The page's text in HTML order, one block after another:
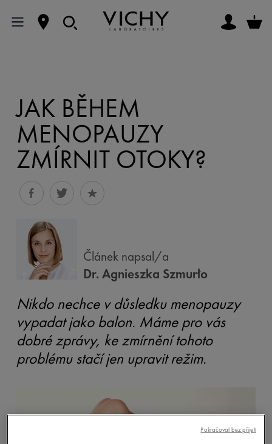
JAK BĚHEM
MENOPAUZY
ZMÍRNIT OTOKY?
Článek napsal/a
Dr. Agnieszka Szmurło
Nikdo nechce v důsledku menopauzy
vypadat jako balon. Máme pro vás
dobré zprávy, ke zmírnění tohoto
problému stačí jen upravit režim.
Pokračovat bez přijetí